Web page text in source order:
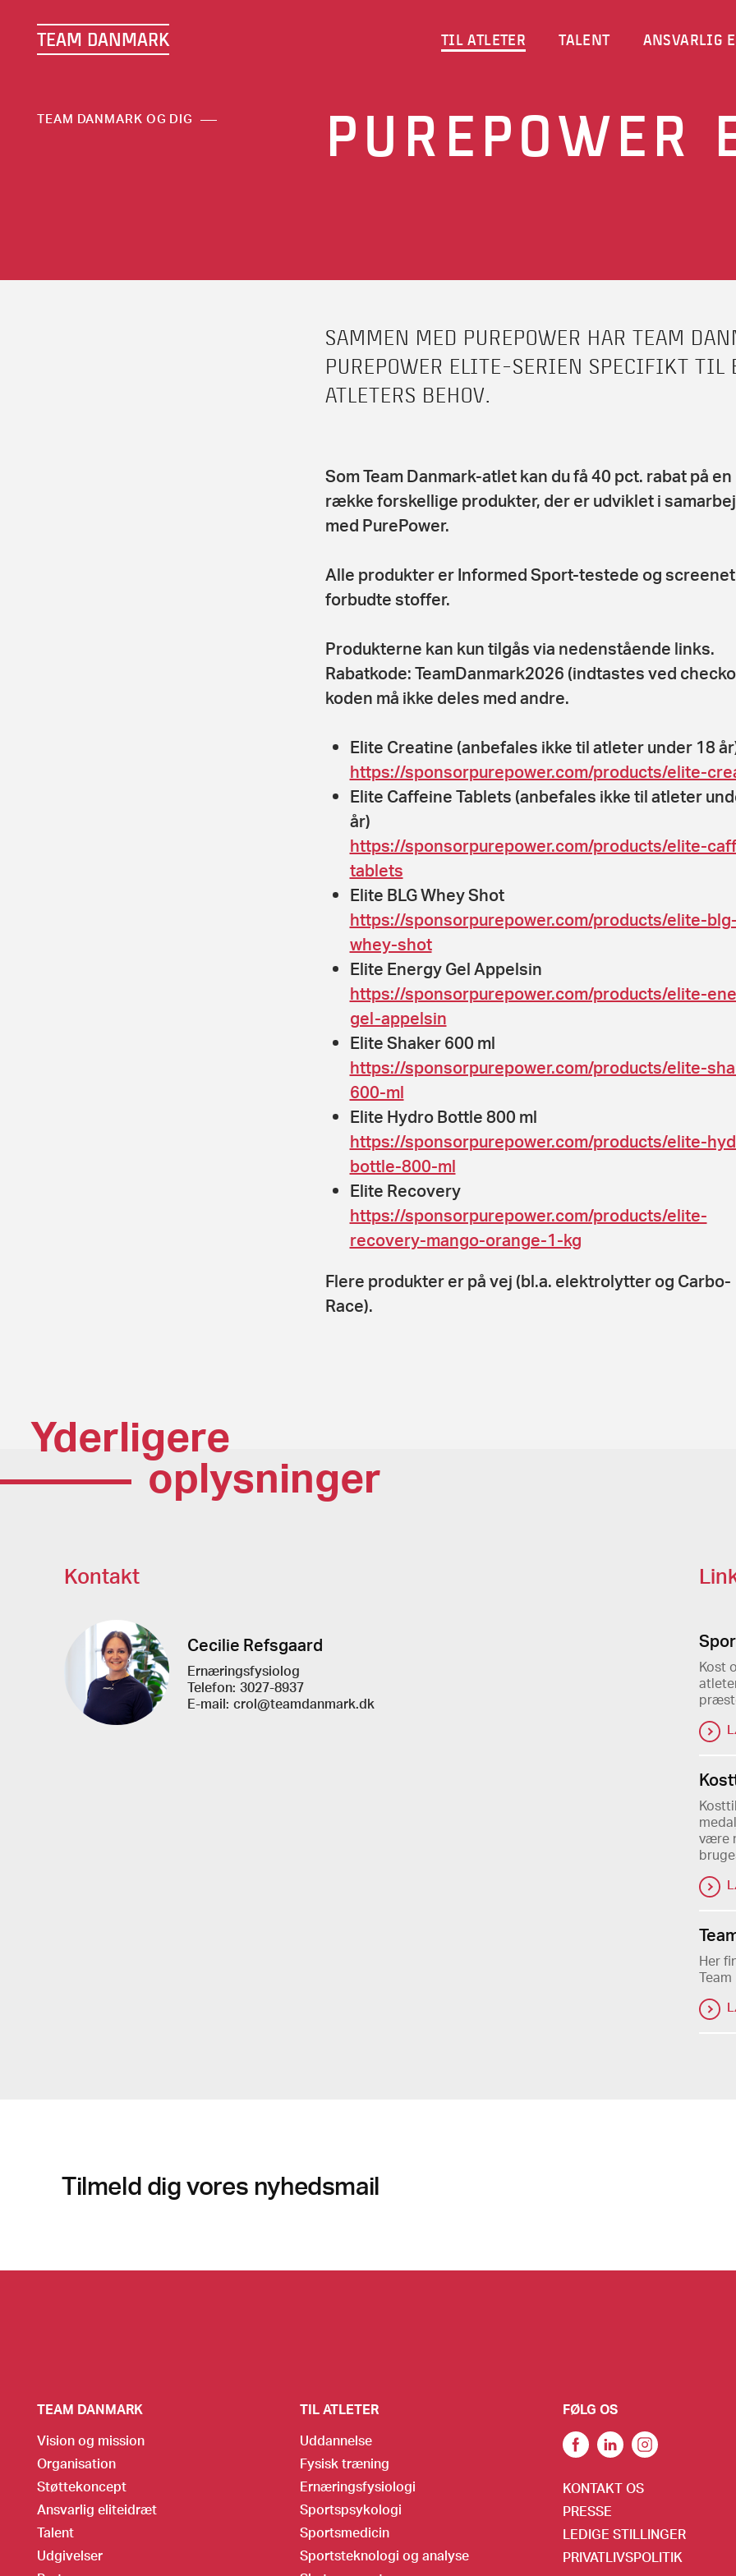
TEAM DANMARK TIL ATLETER TALENT ANSVARLIG
TEAM DANMARK OG DIG PUREPOWER
SAMMEN MED PUREPOWER HAR TEAM
PUREPOWER ELITE-SERIEN SPECIFIKT TIL
ATLETERS BEHOV.
Som Team Danmark-atlet kan du få 40 pct. rabat på en
række forskellige produkter, der er udviklet i
med PurePower.
Alle produkter er Informed Sport-testede og
forbudte stoffer.
Produkterne kan kun tilgås via nedenstående links.
Rabatkode: TeamDanmark2026 (indtastes ved
koden må ikke deles med andre.
Elite Creatine (anbefales ikke til atleter under 18
https://sponsorpurepower.com/products/elite-
Elite Caffeine Tablets (anbefales ikke til atleter
år)
https://sponsorpurepower.com/products/elite-
tablets
Elite BLG Whey Shot
https://sponsorpurepower.com/products/elite-
whey-shot
Elite Energy Gel Appelsin
https://sponsorpurepower.com/products/elite-
gel-appelsin
Elite Shaker 600 ml
https://sponsorpurepower.com/products/elite-
600-ml
Elite Hydro Bottle 800 ml
https://sponsorpurepower.com/products/elite-
bottle-800-ml
Elite Recovery
https://sponsorpurepower.com/products/elite-
recovery-mango-orange-1-kg
Flere produkter er på vej (bl.a. elektrolytter og Carbo-
Race).
Yderligere
oplysninger
Kontakt
Cecilie Refsgaard
Ernæringsfysiolog
Telefon: 3027-8937
E-mail: crol@teamdanmark.dk
Kost
være
Her
Tilmeld dig vores nyhedsmail
TEAM DANMARK
Vision og mission
Organisation
Støttekoncept
Ansvarlig eliteidræt
Talent
Udgivelser
TIL ATLETER
Uddannelse
Fysisk træning
Ernæringsfysiologi
Sportspsykologi
Sportsmedicin
Sportsteknologi og analyse
FØLG OS
KONTAKT OS
PRESSE
LEDIGE STILLINGER
PRIVATLIVSPOLITIK